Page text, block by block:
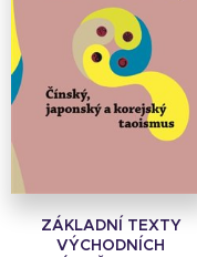
ZÁKLADNÍ TEXTY
VÝCHODNÍCH